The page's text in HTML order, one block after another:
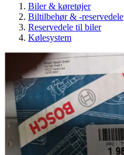
Biler & køretøjer
Biltilbehør & -reservedele
Reservedele til biler
Kølesystem